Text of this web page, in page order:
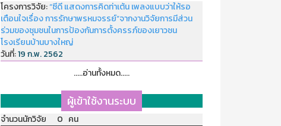
โครงการวิจัย:“ซีดี แสดงการคิดท่าเต้น เพลงแบบว่าให้รอ
เตือนใจเรื่อง การรักษาพรหมจรรย์”จากงานวิจัยการมีส่วน
ร่วมของชุมชนในการป้องกันการตั้งครรภ์ของเยาวชน
โรงเรียนบ้านบางใหญ่
วันที่:19 ก.พ. 2562
.....อ่านทั้งหมด.....
ผู้เข้าใช้งานระบบ
จำนวนนักวิจัย 0 คน